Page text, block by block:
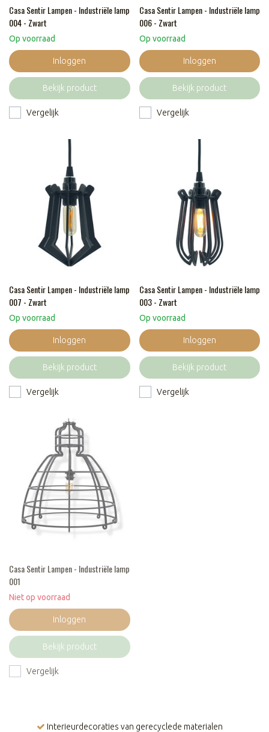
Casa Sentir Lampen - Industriële lamp
004 - Zwart
Op voorraad
Inloggen
Bekijk product
Vergelijk
Casa Sentir Lampen - Industriële lamp
006 - Zwart
Op voorraad
Inloggen
Bekijk product
Vergelijk
Casa Sentir Lampen - Industriële lamp
007 - Zwart
Op voorraad
Inloggen
Bekijk product
Vergelijk
Casa Sentir Lampen - Industriële lamp
003 - Zwart
Op voorraad
Inloggen
Bekijk product
Vergelijk
Casa Sentir Lampen - Industriële lamp
001
Niet op voorraad
Inloggen
Bekijk product
Vergelijk
Interieurdecoraties van gerecyclede materialen